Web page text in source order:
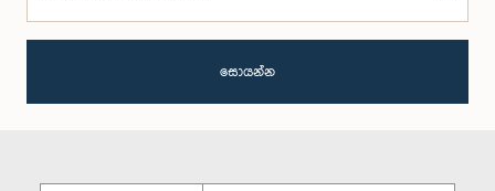
සොයන්න